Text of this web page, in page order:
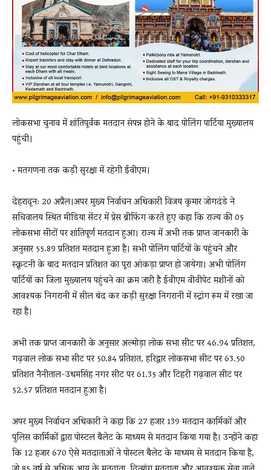
लोकसभा चुनाव में शांतिपूर्वक मतदान संपन्न होने के बाद पोलिंग पार्टिया मुख्यालय
पहुंची।
• मतगणना तक कड़ी सुरक्षा में रहेगी ईवीएम।
देहरादून: 20 अप्रैल।अपर मुख्य निर्वाचन अधिकारी विजय कुमार जोगदंडे ने
सचिवालय स्थित मीडिया सेंटर में प्रेस ब्रीफिंग करते हुए कहा कि राज्य की 05
लोकसभा सीटों पर शांतिपूर्ण मतदान हुआ। राज्य में अभी तक प्राप्त जानकारी के
अनुसार 55.89 प्रतिशत मतदान हुआ है। सभी पोलिंग पार्टियों के पहुंचने और
स्क्रूटनी के बाद मतदान प्रतिशत का पूरा आंकड़ा प्राप्त हो जायेगा। अभी पोलिंग
पार्टियों का जिला मुख्यालय पहुंचने का क्रम जारी है ईवीएम वीवीपेट मशीनों को
आवश्यक निगरानी में सील बंद कर कड़ी सुरक्षा निगरानी में स्ट्रांग रूम में रखा जा
रहा है।
अभी तक प्राप्त जानकारी के अनुसार अल्मोड़ा लोक सभा सीट पर 46.94 प्रतिशत,
गढ़वाल लोक सभा सीट पर 50.84 प्रतिशत, हरिद्वार लोकसभा सीट पर 63.50
प्रतिशत नैनीताल-उधमसिंह नगर सीट पर 61.35 और टिहरी गढ़वाल सीट पर
52.57 प्रतिशत मतदान हुआ है।
अपर मुख्य निर्वाचन अधिकारी ने कहा कि 27 हजार 139 मतदान कार्मिकों और
पुलिस कार्मिकों द्वारा पोस्टल बैलेट के माध्यम से मतदान किया गया है। उन्होंने कहा
कि 12 हजार 670 ऐसे मतदाताओं ने पोस्टल बैलेट के माध्यम से मतदान किया है,